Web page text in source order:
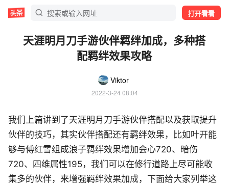
打开看看
天涯明月刀手游伙伴羁绊加成，多种搭
配羁绊效果攻略
Viktor
2022-3-24 08:04
我们上篇讲到了天涯明月刀手游伙伴搭配以及获取提升
伙伴的技巧，其实伙伴搭配还有羁绊效果，比如叶开能
够与傅红雪组成浪子羁绊效果增加会心720、暗伤
720、四维属性195，我们可以在修行道路上尽可能收
集多的伙伴，来增强羁绊效果加成，下面给大家列举这